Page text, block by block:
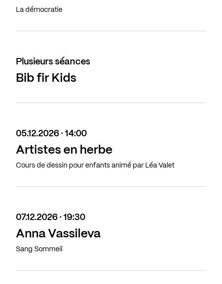
La démocratie
Plusieurs séances
Bib fir Kids
05.12.2026 · 14:00
Artistes en herbe
Cours de dessin pour enfants animé par Léa Valet
07.12.2026 · 19:30
Anna Vassileva
Sang Sommeil